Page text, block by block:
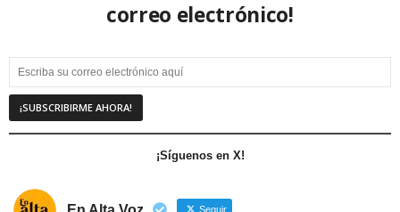
correo electrónico!
¡Síguenos en X!
Seguir